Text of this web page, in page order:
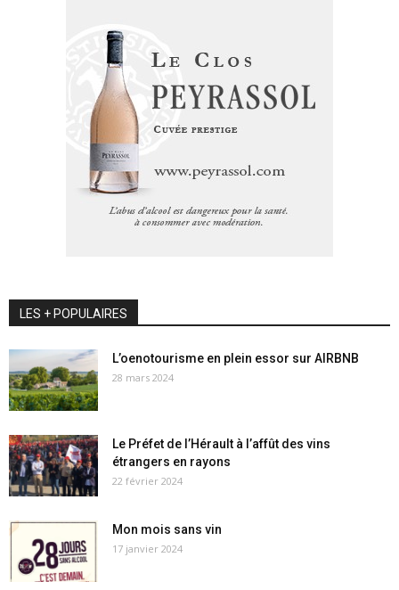
LES + POPULAIRES
L’oenotourisme en plein essor sur AIRBNB
28 mars 2024
Le Préfet de l’Hérault à l’affût des vins
étrangers en rayons
22 février 2024
Mon mois sans vin
17 janvier 2024